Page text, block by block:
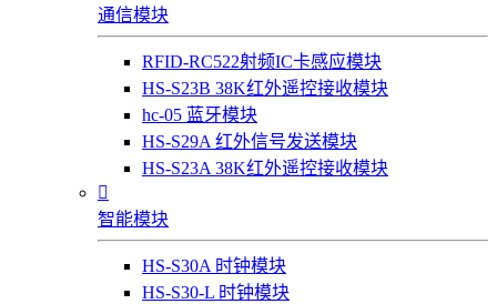
通信模块
RFID-RC522射频IC卡感应模块
HS-S23B 38K红外遥控接收模块
hc-05 蓝牙模块
HS-S29A 红外信号发送模块
HS-S23A 38K红外遥控接收模块

智能模块
HS-S30A 时钟模块
HS-S30-L 时钟模块